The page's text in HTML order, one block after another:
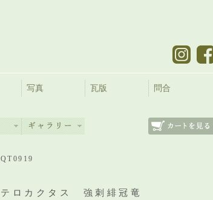
写真 瓦版 問合
QT0919
テロカクタス 強刺緋冠竜